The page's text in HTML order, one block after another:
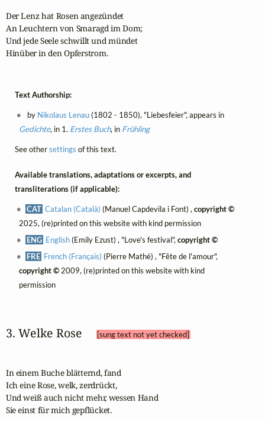
Der Lenz hat Rosen angezündet
An Leuchtern von Smaragd im Dom;
Und jede Seele schwillt und mündet
Hinüber in den Opferstrom.
Text Authorship:
by Nikolaus Lenau(1802 - 1850), "Liebesfeier", appears in
Gedichte, in 1. Erstes Buch, in Frühling
See othersettings of this text.
Available translations, adaptations or excerpts, and
transliterations (if applicable):
CAT Catalan (Català) (Manuel Capdevila i Font) ,copyright ©
2025, (re)printed on this website with kind permission
ENG English(Emily Ezust) , "Love's festival",copyright ©
FRE French (Français) (Pierre Mathé) , "Fête de l'amour",
copyright ©2009, (re)printed on this website with kind
permission
3. Welke Rose [sung text not yet checked]
In einem Buche blätternd, fand
Ich eine Rose, welk, zerdrückt,
Und weiß auch nicht mehr, wessen Hand
Sie einst für mich gepflücket.